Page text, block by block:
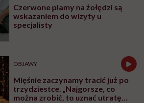
Czerwone plamy na żołędzi są
wskazaniem do wizyty u
specjalisty
OBJAWY
Mięśnie zaczynamy tracić już po
trzydziestce. „Najgorsze, co
można zrobić, to uznać utratę